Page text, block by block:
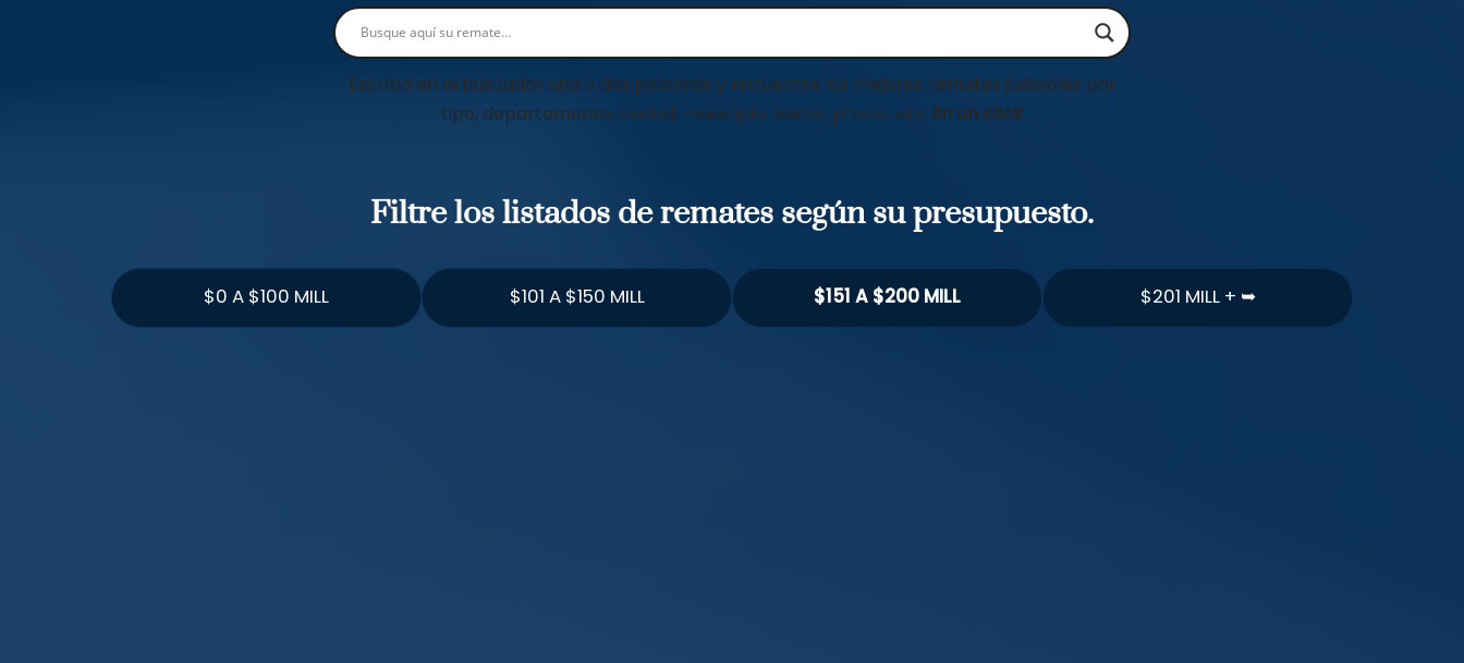
Escriba en el buscador una o dos palabras y encuentre los mejores remates judiciales por
tipo, departamento, ciudad, municipio, barrio, precio, etc. En un click
Filtre los listados de remates según su presupuesto.
$0 A $100 MILL $101 A $150 MILL $151 A $200 MILL $201 MILL + ➥